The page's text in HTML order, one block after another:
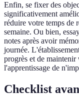
Enfin, se fixer des
significativement
réduire votre temps de
semaine. Ou bien,
notes après avoir
journée.
progrès et de
l'apprentissage de
Checklist